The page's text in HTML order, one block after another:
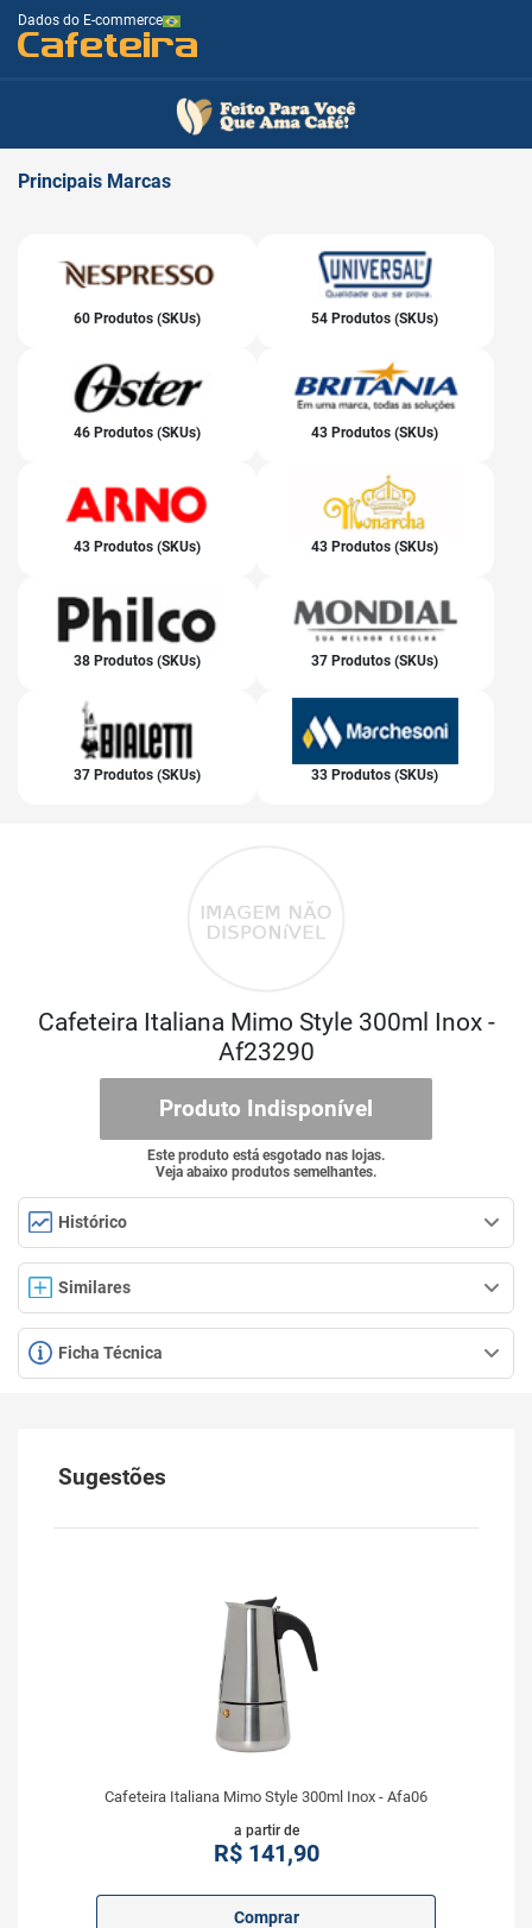
Dados do E-commerce
Cafeteira
Principais Marcas
60 Produtos (SKUs) 54 Produtos (SKUs)
46 Produtos (SKUs) 43 Produtos (SKUs)
43 Produtos (SKUs) 43 Produtos (SKUs)
38 Produtos (SKUs) 37 Produtos (SKUs)
37 Produtos (SKUs) 33 Produtos (SKUs)
Cafeteira Italiana Mimo Style 300ml Inox -
Af23290
Produto Indisponível
Este produto está esgotado nas lojas.
Veja abaixo produtos semelhantes.
Histórico
Similares
Ficha Técnica
Sugestões
Cafeteira Italiana Mimo Style 300ml Inox - Afa06
a partir de
R$141,90
Comprar